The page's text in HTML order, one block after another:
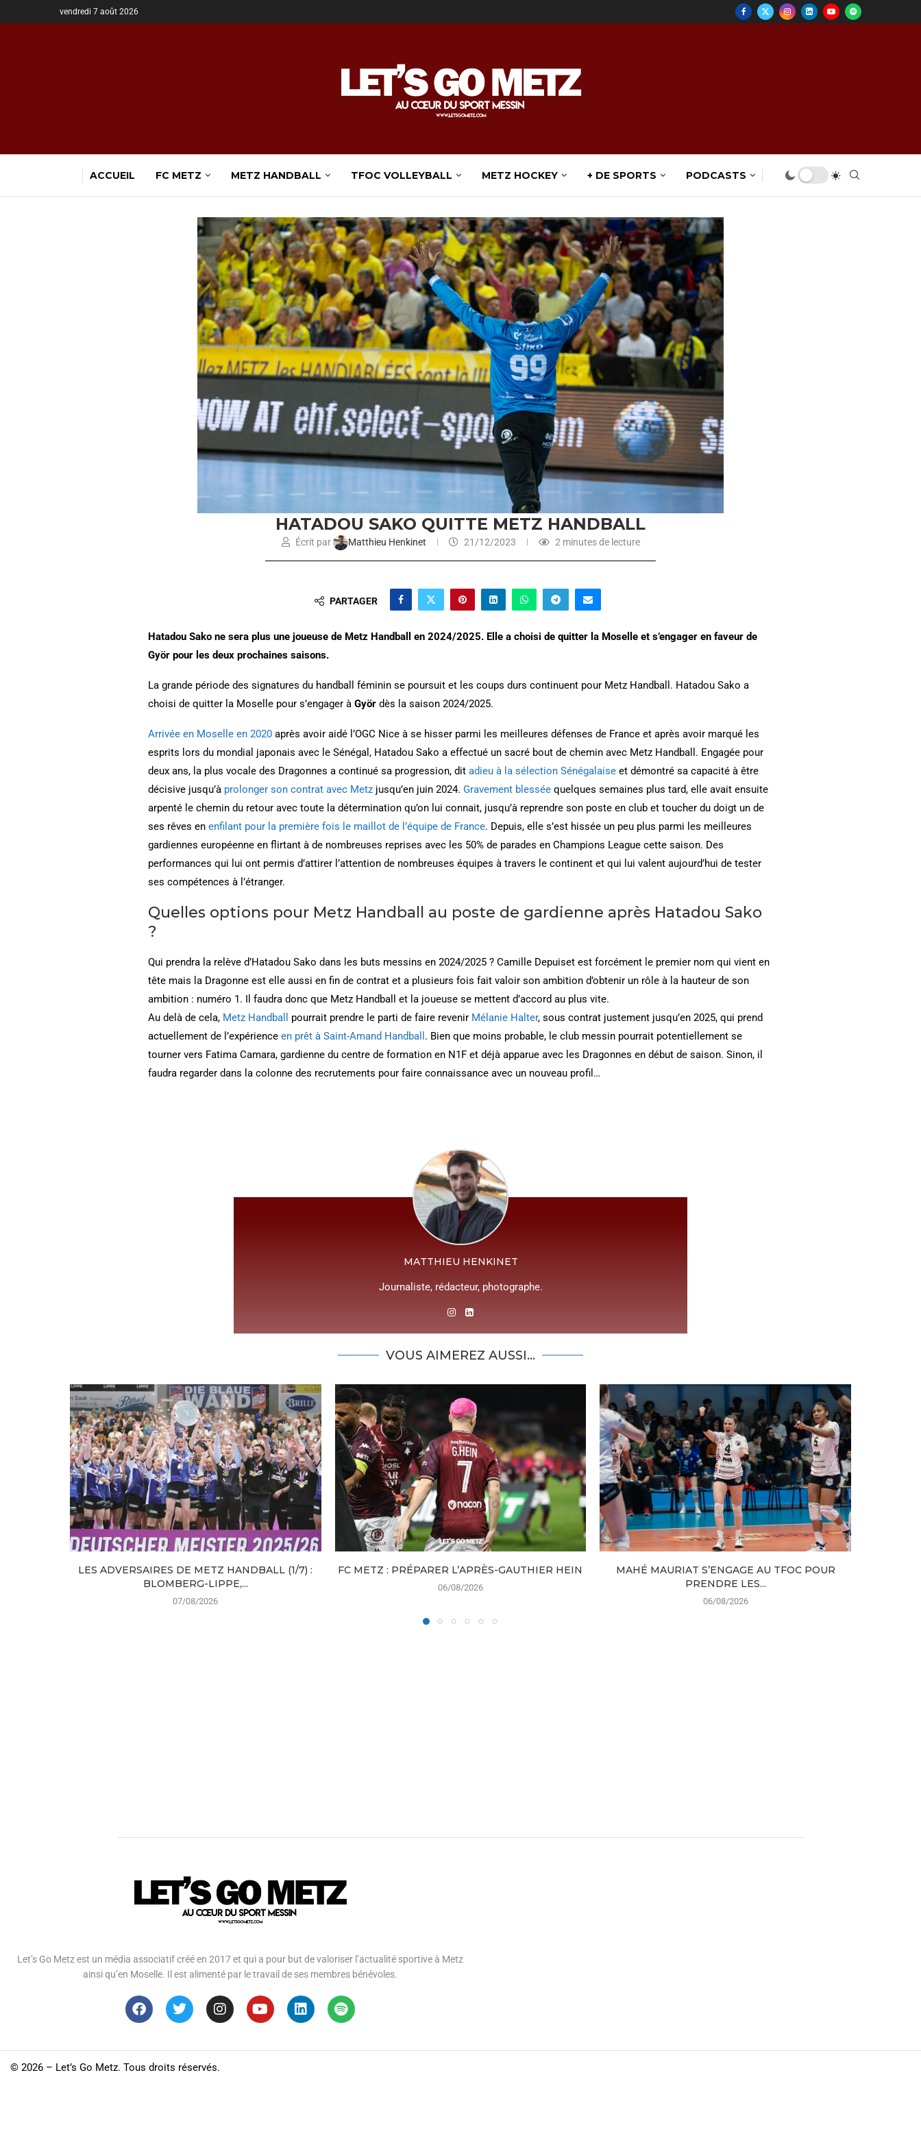
vendredi 7 août 2026
ACCUEIL FC METZ METZ HANDBALL TFOC VOLLEYBALL METZ HOCKEY + DE SPORTS PODCASTS
HATADOU SAKO QUITTE METZ HANDBALL
Écrit par Matthieu Henkinet 21/12/2023 2 minutes de lecture
PARTAGER
Hatadou Sako ne sera plus une joueuse de Metz Handball en 2024/2025. Elle a choisi de quitter la Moselle et s’engager en faveur de
Györ pour les deux prochaines saisons.
La grande période des signatures du handball féminin se poursuit et les coups durs continuent pour Metz Handball. Hatadou Sako a
choisi de quitter la Moselle pour s’engager à Györ dès la saison 2024/2025.
Arrivée en Moselle en 2020 après avoir aidé l’OGC Nice à se hisser parmi les meilleures défenses de France et après avoir marqué les
esprits lors du mondial japonais avec le Sénégal, Hatadou Sako a effectué un sacré bout de chemin avec Metz Handball. Engagée pour
deux ans, la plus vocale des Dragonnes a continué sa progression, dit adieu à la sélection Sénégalaise et démontré sa capacité à être
décisive jusqu’à prolonger son contrat avec Metz jusqu’en juin 2024. Gravement blessée quelques semaines plus tard, elle avait ensuite
arpenté le chemin du retour avec toute la détermination qu’on lui connait, jusqu’à reprendre son poste en club et toucher du doigt un de
ses rêves en enfilant pour la première fois le maillot de l’équipe de France. Depuis, elle s’est hissée un peu plus parmi les meilleures
gardiennes européenne en flirtant à de nombreuses reprises avec les 50% de parades en Champions League cette saison. Des
performances qui lui ont permis d’attirer l’attention de nombreuses équipes à travers le continent et qui lui valent aujourd’hui de tester
ses compétences à l’étranger.
Quelles options pour Metz Handball au poste de gardienne après Hatadou Sako
?
Qui prendra la relève d’Hatadou Sako dans les buts messins en 2024/2025 ? Camille Depuiset est forcément le premier nom qui vient en
tête mais la Dragonne est elle aussi en fin de contrat et a plusieurs fois fait valoir son ambition d’obtenir un rôle à la hauteur de son
ambition : numéro 1. Il faudra donc que Metz Handball et la joueuse se mettent d’accord au plus vite.
Au delà de cela, Metz Handball pourrait prendre le parti de faire revenir Mélanie Halter, sous contrat justement jusqu’en 2025, qui prend
actuellement de l’expérience en prêt à Saint-Amand Handball . Bien que moins probable, le club messin pourrait potentiellement se
tourner vers Fatima Camara, gardienne du centre de formation en N1F et déjà apparue avec les Dragonnes en début de saison. Sinon, il
faudra regarder dans la colonne des recrutements pour faire connaissance avec un nouveau profil…
MATTHIEU HENKINET
Journaliste, rédacteur, photographe.
VOUS AIMEREZ AUSSI...
LES ADVERSAIRES DE METZ HANDBALL (1/7) :
BLOMBERG-LIPPE,...
07/08/2026
FC METZ : PRÉPARER L’APRÈS-GAUTHIER HEIN
06/08/2026
MAHÉ MAURIAT S’ENGAGE AU TFOC POUR
PRENDRE LES...
06/08/2026
Let’s Go Metz est un média associatif créé en 2017 et qui a pour but de valoriser l’actualité sportive à Metz
ainsi qu’en Moselle. Il est alimenté par le travail de ses membres bénévoles.
© 2026 – Let’s Go Metz. Tous droits réservés.